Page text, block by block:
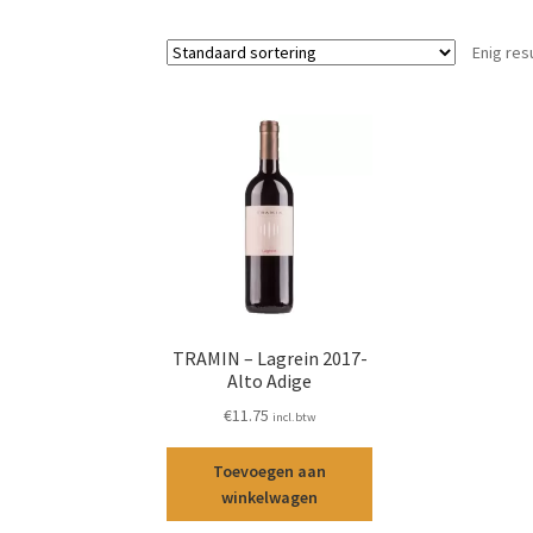
Enig
TRAMIN – Lagrein 2017-
Alto Adige
€11.75 incl.btw
Toevoegen aan
winkelwagen